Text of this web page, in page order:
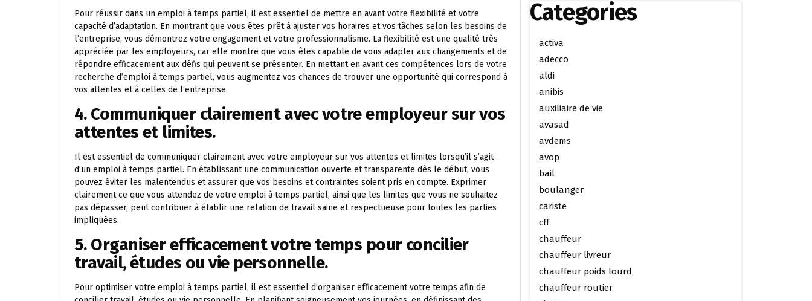
Pour réussir dans un emploi à temps partiel, il est essentiel de mettre en avant votre flexibilité et votre
capacité d’adaptation. En montrant que vous êtes prêt à ajuster vos horaires et vos tâches selon les besoins de
l’entreprise, vous démontrez votre engagement et votre professionnalisme. La flexibilité est une qualité très
appréciée par les employeurs, car elle montre que vous êtes capable de vous adapter aux changements et de
répondre efficacement aux défis qui peuvent se présenter. En mettant en avant ces compétences lors de votre
recherche d’emploi à temps partiel, vous augmentez vos chances de trouver une opportunité qui correspond à
vos attentes et à celles de l’entreprise.
4. Communiquer clairement avec votre employeur sur vos
attentes et limites.
Il est essentiel de communiquer clairement avec votre employeur sur vos attentes et limites lorsqu’il s’agit
d’un emploi à temps partiel. En établissant une communication ouverte et transparente dès le début, vous
pouvez éviter les malentendus et assurer que vos besoins et contraintes soient pris en compte. Exprimer
clairement ce que vous attendez de votre emploi à temps partiel, ainsi que les limites que vous ne souhaitez
pas dépasser, peut contribuer à établir une relation de travail saine et respectueuse pour toutes les parties
impliquées.
5. Organiser efficacement votre temps pour concilier
travail, études ou vie personnelle.
Pour optimiser votre emploi à temps partiel, il est essentiel d’organiser efficacement votre temps afin de
Categories
activa
adecco
aldi
anibis
auxiliaire de vie
avasad
avdems
avop
bail
boulanger
cariste
cff
chauffeur
chauffeur livreur
chauffeur poids lourd
chauffeur routier